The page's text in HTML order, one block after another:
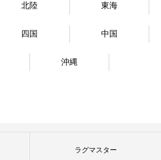
北陸 東海
四国 中国
沖縄
ラグマスター